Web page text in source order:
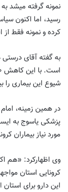
رسید، اما اکنون
کرده و نمونه فقط
شیوع این بیماری
در همین زمینه،
پزشکی یاسوج به
مورد نیاز بیماران
وی اظهارکرد: «هم
کرونایی استان